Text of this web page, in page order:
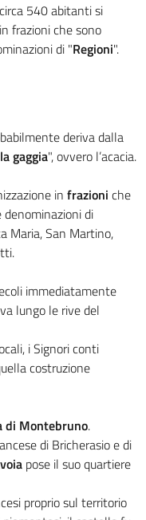
540 abitanti si
frazioni che sono
di "Regioni".
deriva dalla
gaggia", ovvero l’acacia.
in frazioni che
di
Maria, San Martino,
immediatamente
lungo le rive del
i Signori conti
costruzione
di Montebruno.
di Bricherasio e di
pose il suo quartiere
proprio sul territorio